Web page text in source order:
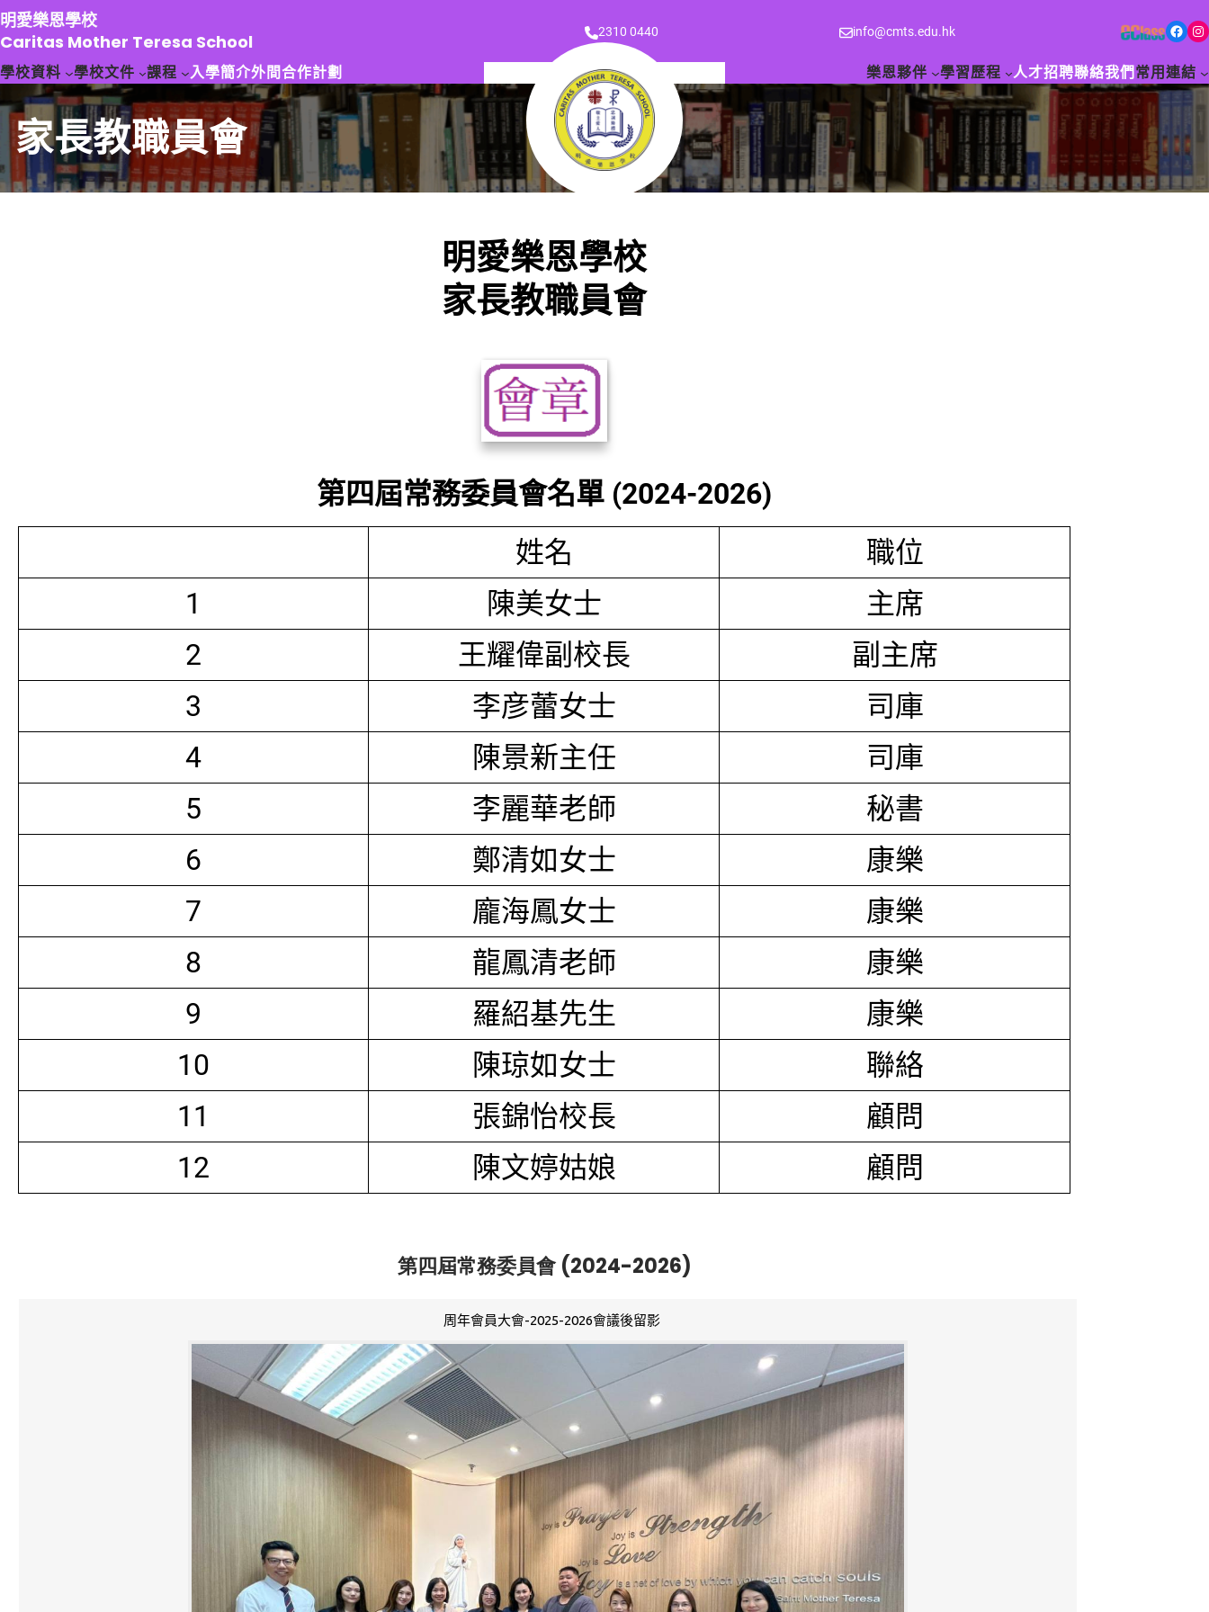
跳
至
主
要
容
明愛樂恩學校
Caritas Mother Teresa School
2310 0440 info@cmts.edu.hk Facebook Instagram
學校資料 學校文件 課程 入學簡介外間合作計劃 樂恩夥伴 學習歷程 人才招聘聯絡我們 常用連結
家長教職員會
明愛樂恩學校
家長教職員會
第四屆常務委員會名單 (2024-2026)
姓名
職位
1
陳美女士
主席
2
王耀偉副校長
副主席
3
李彦蕾女士
司庫
4
陳景新主任
司庫
5
李麗華老師
秘書
6
鄭清如女士
康樂
7
龐海鳳女士
康樂
8
龍鳳清老師
康樂
9
羅紹基先生
康樂
10
陳琼如女士
聯絡
11
張錦怡校長
顧問
12
陳文婷姑娘 顧問
第四屆常務委員會 (2024-2026)
周年會員大會-2025-2026會議後留影